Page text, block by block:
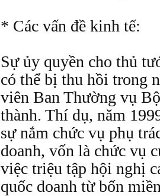
* Các vấn đề kinh tế:
Sự ủy quyền cho thủ
có thể bị thu hồi trong
viên Ban Thường vụ
thành. Thí dụ, năm
sự nắm chức vụ phụ
doanh, vốn là chức vụ
việc triệu tập hội nghị
quốc doanh từ bốn